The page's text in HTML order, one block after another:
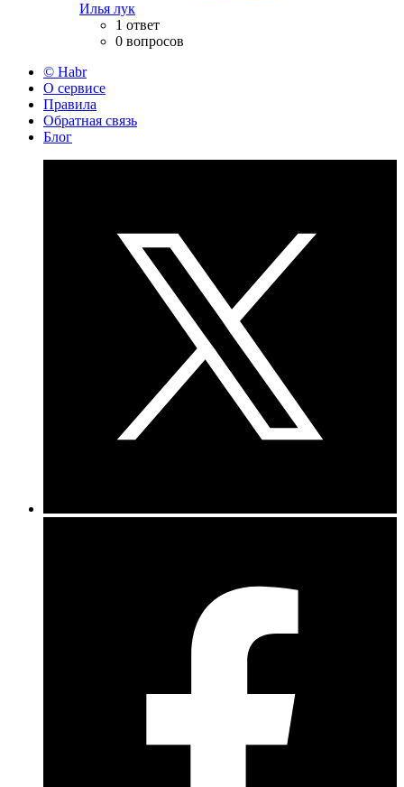
Илья лук
1 ответ
0 вопросов
© Habr
О сервисе
Правила
Обратная связь
Блог